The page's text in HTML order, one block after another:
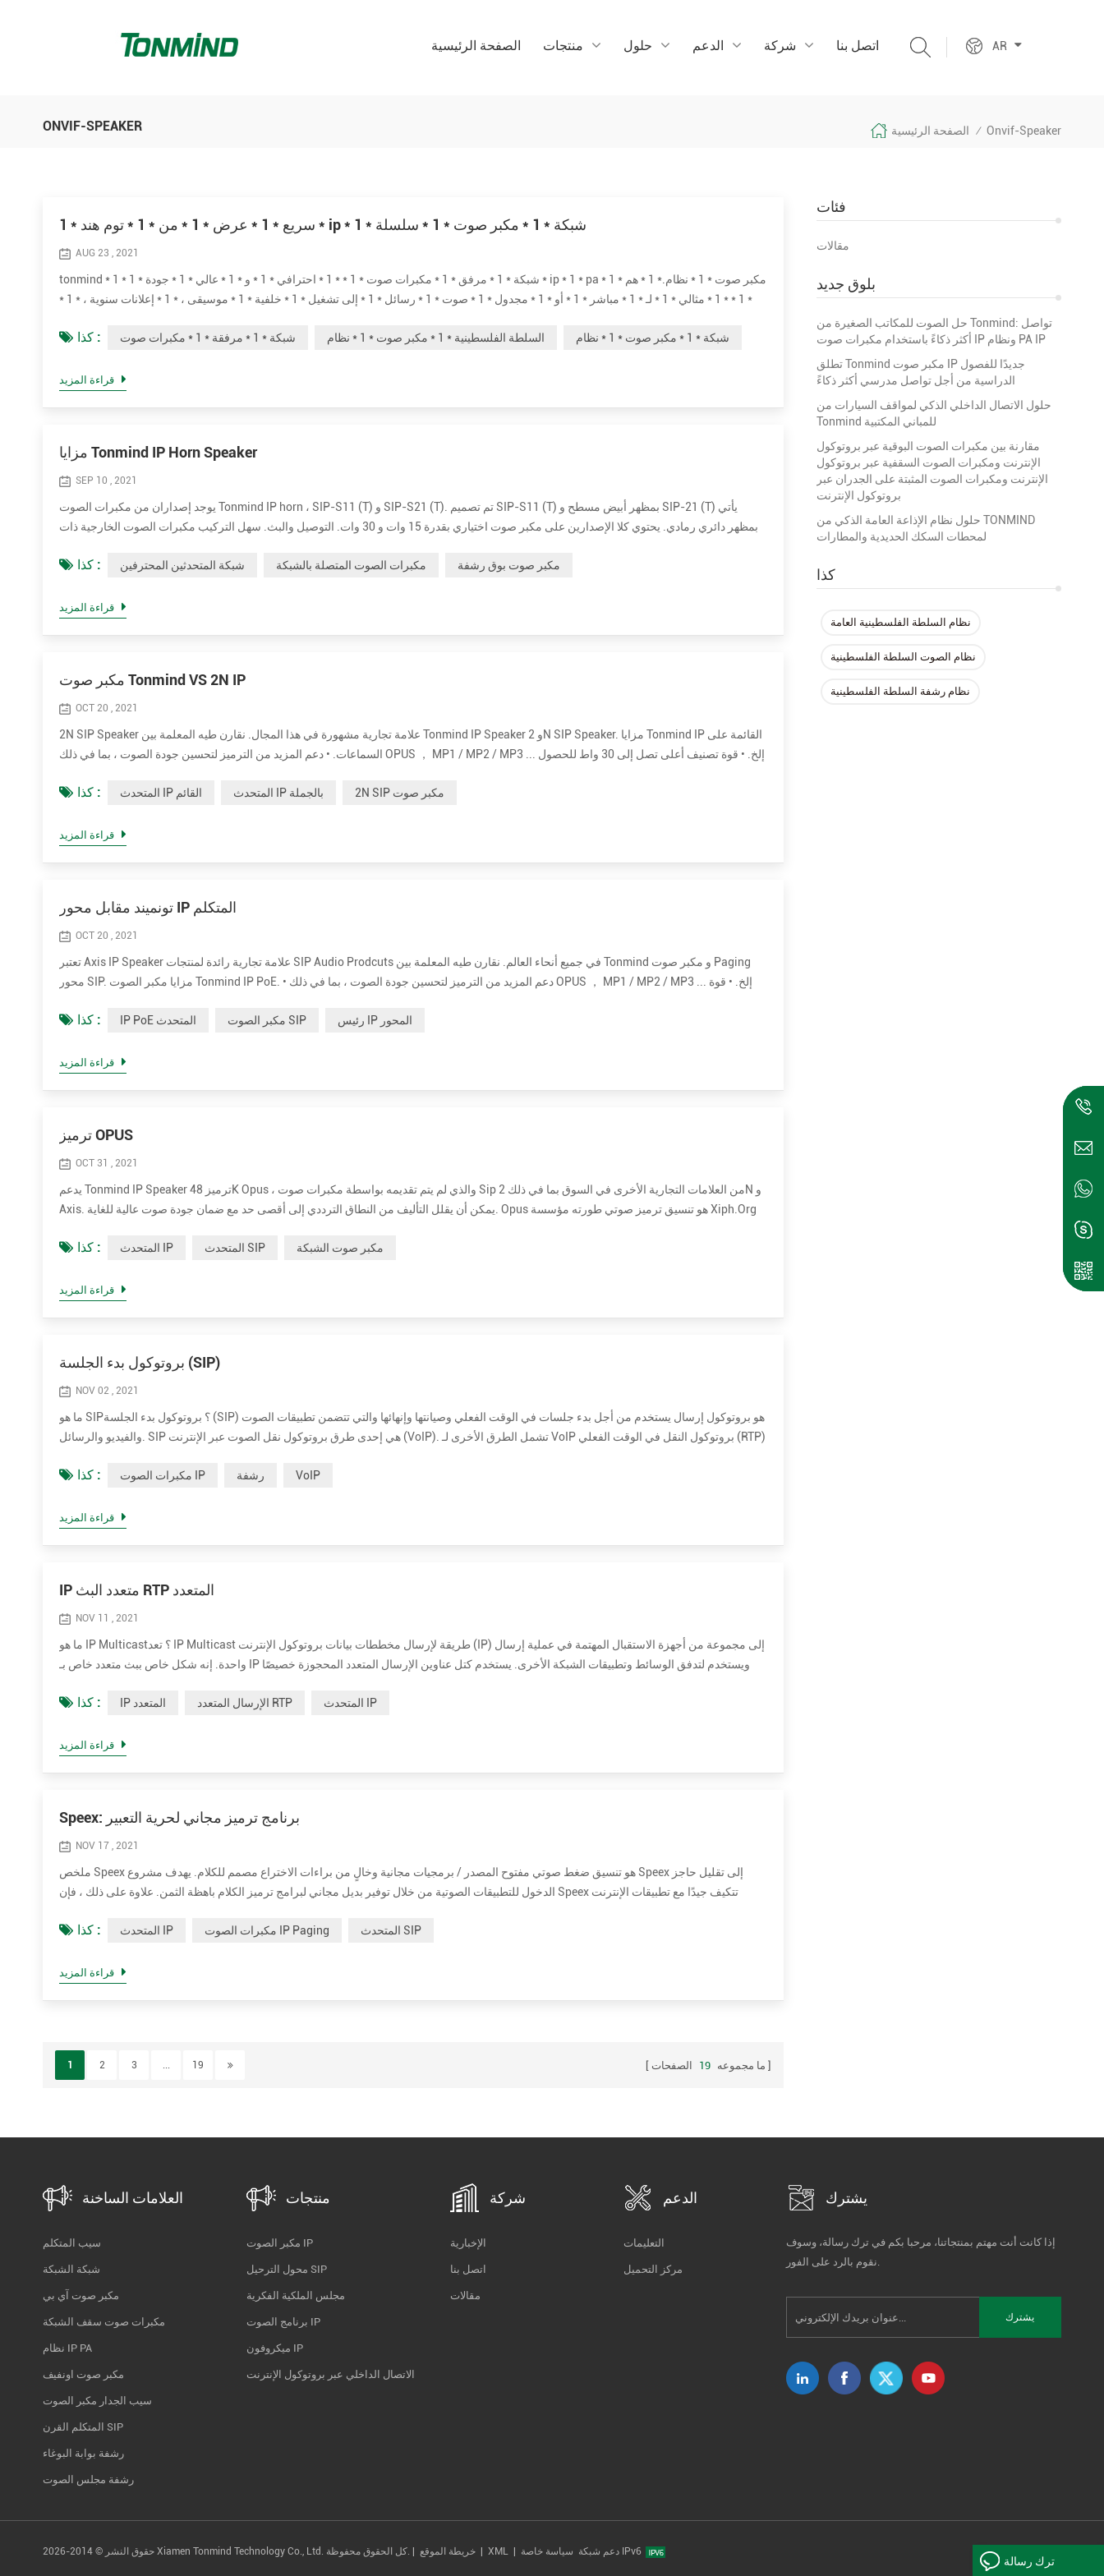
AR الصفحة الرئيسية منتجات حلول الدعم شركة اتصل بنا
ONVIF-SPEAKER الصفحة الرئيسية / Onvif-Speaker
فئات
مقالات
بلوق جديد
حل الصوت للمكاتب الصغيرة من Tonmind: تواصل
أكثر ذكاءً باستخدام مكبرات صوت IP ونظام PA IP
تطلق Tonmind مكبر صوت IP جديدًا للفصول
الدراسية من أجل تواصل مدرسي أكثر ذكاءً
حلول الاتصال الداخلي الذكي لمواقف السيارات من
Tonmind للمباني المكتبية
مقارنة بين مكبرات الصوت البوقية عبر بروتوكول
الإنترنت ومكبرات الصوت السقفية عبر بروتوكول
الإنترنت ومكبرات الصوت المثبتة على الجدران عبر
بروتوكول الإنترنت
حلول نظام الإذاعة العامة الذكي من TONMIND
لمحطات السكك الحديدية والمطارات
كذا
نظام السلطة الفلسطينية العامة
نظام الصوت السلطة الفلسطينية
نظام رشفة السلطة الفلسطينية
سريع * 1 * عرض * 1 * من * 1 * توم هند * 1 * ip * 1 * شبكة * 1 * مكبر صوت * 1 * سلسلة
AUG 23 , 2021
tonmind * 1 * شبكة * 1 * مرفق * 1 * مكبرات صوت * 1 * * 1 * احترافي * 1 * و * 1 * عالي * 1 * جودة * 1 * ip * 1 * pa * 1 * مكبر صوت * 1 * نظام.* 1 * هم
* 1 * * 1 * مثالي * 1 * لـ * 1 * مباشر * 1 * أو * 1 * مجدول * 1 * صوت * 1 * رسائل * 1 * إلى تشغيل * 1 * خلفية * 1 * موسيقى ، * 1 * إعلانات سنوية ، * 1 *
كذا : شبكة * 1 * مرفقة * 1 * مكبرات صوت السلطة الفلسطينية * 1 * مكبر صوت * 1 * نظام شبكة * 1 * مكبر صوت * 1 * نظام
قراءة المزيد
مزايا Tonmind IP Horn Speaker
SEP 10 , 2021
يوجد إصداران من مكبرات الصوت Tonmind IP horn ، SIP-S11 (T) و SIP-S21 (T). تم تصميم SIP-S11 (T) بمظهر أبيض مسطح و SIP-21 (T) يأتي
بمظهر دائري رمادي. يحتوي كلا الإصدارين على مكبر صوت اختياري بقدرة 15 وات و 30 وات. التوصيل والبث. سهل التركيب مكبرات الصوت الخارجية ذات
كذا : شبكة المتحدثين المحترفين مكبرات الصوت المتصلة بالشبكة مكبر صوت بوق رشفة
قراءة المزيد
مكبر صوت Tonmind VS 2N IP
OCT 20 , 2021
2N SIP Speaker علامة تجارية مشهورة في هذا المجال. نقارن طيه المعلمة بين Tonmind IP Speaker و 2N SIP Speaker. مزايا Tonmind IP القائمة على
السماعات. • دعم المزيد من الترميز لتحسين جودة الصوت ، بما في ذلك OPUS ， MP1 / MP2 / MP3 ... إلخ. • قوة تصنيف أعلى تصل إلى 30 واط للحصول
كذا : المتحدث IP القائم المتحدث IP بالجملة 2N SIP مكبر صوت
قراءة المزيد
تونميند مقابل محور IP المتكلم
OCT 20 , 2021
تعتبر Axis IP Speaker علامة تجارية رائدة لمنتجات SIP Audio Prodcuts في جميع أنحاء العالم. نقارن طيه المعلمة بين Tonmind و مكبر صوت Paging
محور SIP. مزايا مكبر الصوت Tonmind IP PoE. • دعم المزيد من الترميز لتحسين جودة الصوت ، بما في ذلك OPUS ， MP1 / MP2 / MP3 ... إلخ. • قوة
كذا : IP PoE المتحدث مكبر الصوت SIP رئيس IP المحور
قراءة المزيد
ترميز OPUS
OCT 31 , 2021
يدعم Tonmind IP Speaker ترميز 48K Opus ، والذي لم يتم تقديمه بواسطة مكبرات صوت Sip من العلامات التجارية الأخرى في السوق بما في ذلك 2N و
Axis. يمكن أن يقلل التأليف من النطاق الترددي إلى أقصى حد مع ضمان جودة صوت عالية للغاية. Opus هو تنسيق ترميز صوتي طورته مؤسسة Xiph.Org
كذا : المتحدث IP المتحدث SIP مكبر صوت الشبكة
قراءة المزيد
بروتوكول بدء الجلسة (SIP)
NOV 02 , 2021
ما هو SIP؟ بروتوكول بدء الجلسة (SIP) هو بروتوكول إرسال يستخدم من أجل بدء جلسات في الوقت الفعلي وصيانتها وإنهائها والتي تتضمن تطبيقات الصوت
والفيديو والرسائل. SIP هي إحدى طرق بروتوكول نقل الصوت عبر الإنترنت (VoIP). تشمل الطرق الأخرى لـ VoIP بروتوكول النقل في الوقت الفعلي (RTP)
كذا : مكبرات الصوت IP رشفة VoIP
قراءة المزيد
IP متعدد البث RTP المتعدد
NOV 11 , 2021
ما هو IP Multicast؟ تعد IP Multicast طريقة لإرسال مخططات بيانات بروتوكول الإنترنت (IP) إلى مجموعة من أجهزة الاستقبال المهتمة في عملية إرسال
واحدة. إنه شكل خاص ببث متعدد خاص بـ IP ويستخدم لتدفق الوسائط وتطبيقات الشبكة الأخرى. يستخدم كتل عناوين الإرسال المتعدد المحجوزة خصيصًا
كذا : IP المتعدد الإرسال المتعدد RTP المتحدث IP
قراءة المزيد
Speex: برنامج ترميز مجاني لحرية التعبير
NOV 17 , 2021
ملخص Speex هو تنسيق ضغط صوتي مفتوح المصدر / برمجيات مجانية وخالٍ من براءات الاختراع مصمم للكلام. يهدف مشروع Speex إلى تقليل حاجز
الدخول للتطبيقات الصوتية من خلال توفير بديل مجاني لبرامج ترميز الكلام باهظة الثمن. علاوة على ذلك ، فإن Speex تتكيف جيدًا مع تطبيقات الإنترنت
كذا : المتحدث IP مكبرات الصوت IP Paging المتحدث SIP
قراءة المزيد
1 2 3 ... 19 ما مجموعه 19 الصفحات
العلامات الساخنة
سيب المتكلم
شبكة الشبكة
مكبر صوت آي بي
مكبرات صوت سقف الشبكة
نظام IP PA
مكبر صوت اونفيف
سيب الجدار مكبر الصوت
المتكلم القرن SIP
رشفة بوابة البوغاء
رشفة مجلس الصوت
منتجات
مكبر الصوت IP
محول الترحيل SIP
مجلس الملكية الفكرية
برنامج الصوت IP
ميكروفون IP
الاتصال الداخلي عبر بروتوكول الإنترنت
شركة
الإخبارية
اتصل بنا
مقالات
الدعم
التعليمات
مركز التحميل
يشترك
إذا كانت أنت مهتم بمنتجاتنا، مرحبا بكم في ترك رسالة، وسوف
نقوم بالرد على الفور.
حقوق النشر © 2014-2026 Xiamen Tonmind Technology Co., Ltd. كل الحقوق محفوظة. | خريطة الموقع XML سياسة خاصة دعم شبكة IPv6
ترك رسالة